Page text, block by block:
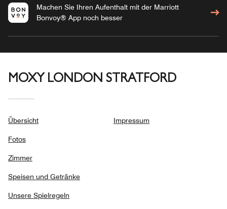
Machen Sie Ihren Aufenthalt mit der Marriott
Bonvoy® App noch besser
MOXY LONDON STRATFORD
Übersicht
Fotos
Zimmer
Speisen und Getränke
Unsere Spielregeln
Impressum